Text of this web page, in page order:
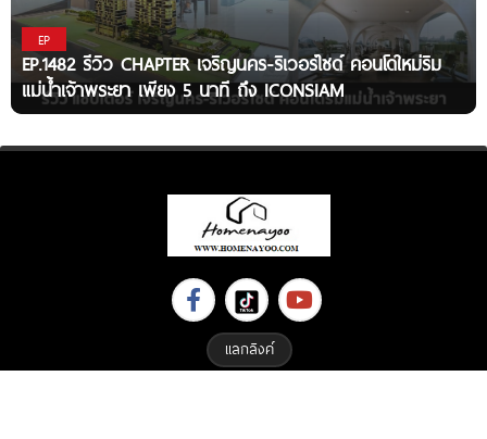
EP
EP.1482 รีวิว CHAPTER เจริญนคร-ริเวอร์ไซด์ คอนโดใหม่ริม
แม่น้ำเจ้าพระยา เพียง 5 นาที ถึง ICONSIAM
แลกลิงค์